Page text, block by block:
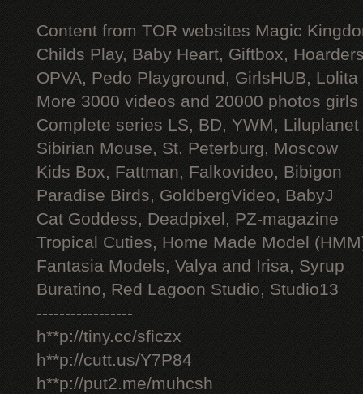
Content from TOR websites Magic
Childs Play, Baby Heart, Giftbox,
OPVA, Pedo Playground, GirlsHUB, Lolita
More 3000 videos and 20000 photos
Complete series LS, BD, YWM, Liluplanet
Sibirian Mouse, St. Peterburg, Moscow
Kids Box, Fattman, Falkovideo, Bibigon
Paradise Birds, GoldbergVideo, BabyJ
Cat Goddess, Deadpixel, PZ-magazine
Tropical Cuties, Home Made Model
Fantasia Models, Valya and Irisa, Syrup
Buratino, Red Lagoon Studio, Studio13
-----------------
h**p://tiny.cc/sficzx
h**p://cutt.us/Y7P84
h**p://put2.me/muhcsh